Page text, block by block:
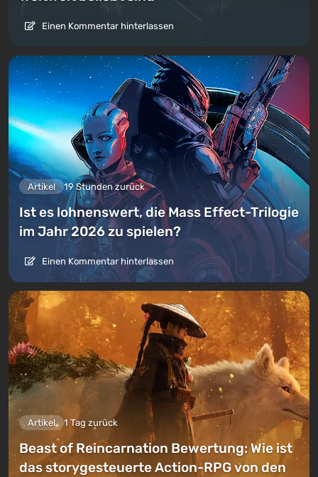
Einen Kommentar hinterlassen
Artikel 19 Stunden zurück
Ist es lohnenswert, die Mass Effect-Trilogie
im Jahr 2026 zu spielen?
Einen Kommentar hinterlassen
Artikel 1 Tag zurück
Beast of Reincarnation Bewertung: Wie ist
das storygesteuerte Action-RPG von den